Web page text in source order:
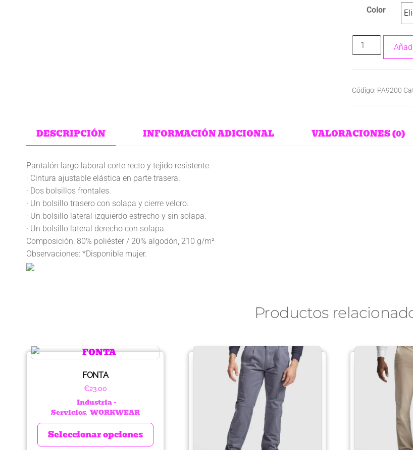
Color
Código: PA9200
DESCRIPCIÓN INFORMACIÓN ADICIONAL VALORACIONES (0)
Pantalón largo laboral corte recto y tejido resistente.
· Cintura ajustable elástica en parte trasera.
· Dos bolsillos frontales.
· Un bolsillo trasero con solapa y cierre velcro.
· Un bolsillo lateral izquierdo estrecho y sin solapa.
· Un bolsillo lateral derecho con solapa.
Composición: 80% poliéster / 20% algodón, 210 g/m²
Observaciones: *Disponible mujer.
Productos
FONTA
€23.00
Industria -
Servicios, WORKWEAR
Seleccionar opciones